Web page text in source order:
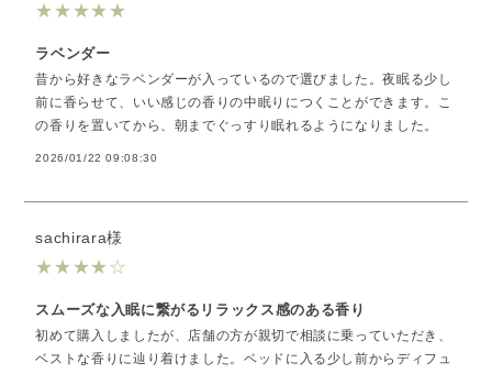
★★★★★
ラベンダー
昔から好きなラベンダーが入っているので選びました。夜眠る少し
前に香らせて、いい感じの香りの中眠りにつくことができます。こ
の香りを置いてから、朝までぐっすり眠れるようになりました。
2026/01/22 09:08:30
sachirara様
★★★★☆
スムーズな入眠に繋がるリラックス感のある香り
初めて購入しましたが、店舗の方が親切で相談に乗っていただき、
ベストな香りに辿り着けました。ベッドに入る少し前からディフュ